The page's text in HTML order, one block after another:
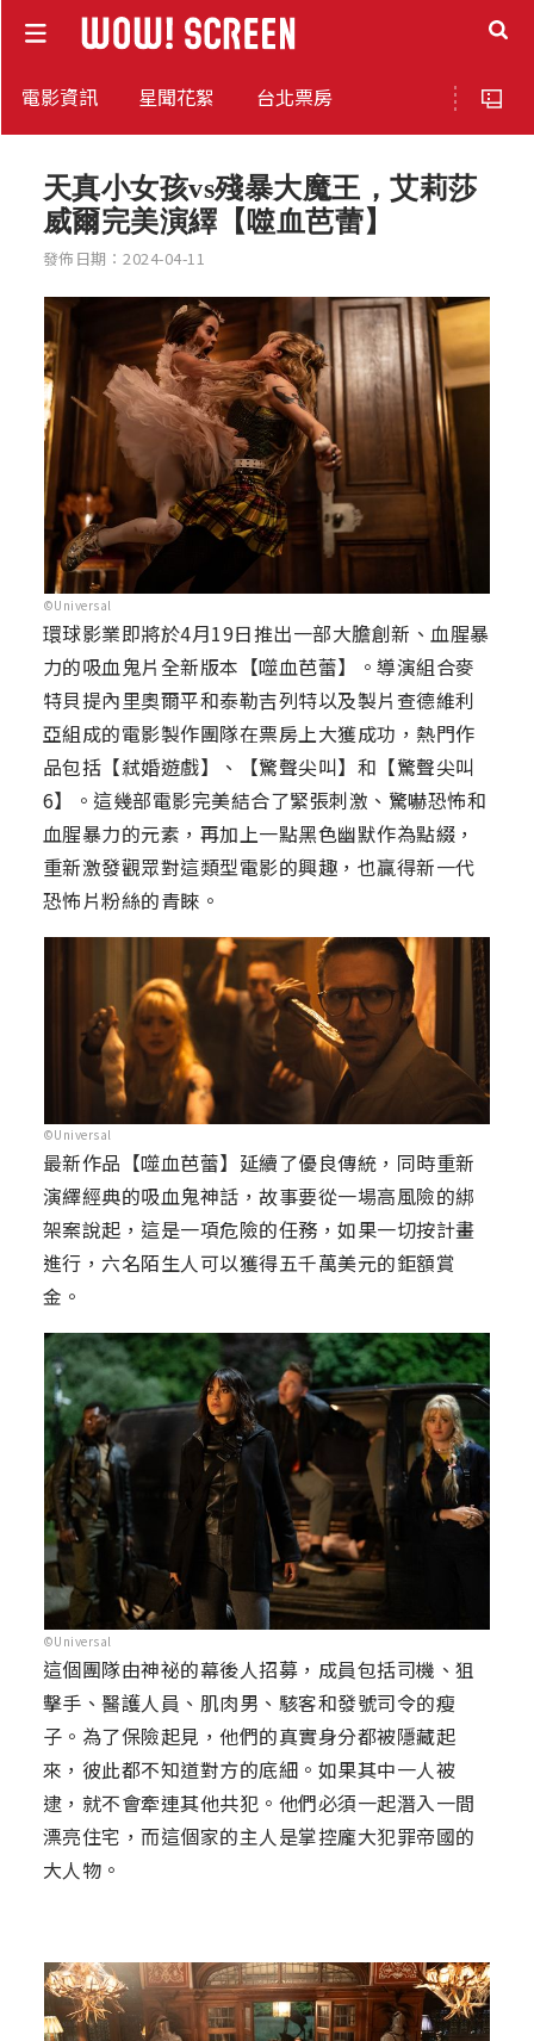
電影資訊 星聞花絮 台北票房
天真小女孩vs殘暴大魔王，艾莉莎
威爾完美演繹【噬血芭蕾】
發佈日期：2024-04-11
©Universal
環球影業即將於4月19日推出一部大膽創新、血腥暴
力的吸血鬼片全新版本【噬血芭蕾】。導演組合麥
特貝提內里奧爾平和泰勒吉列特以及製片查德維利
亞組成的電影製作團隊在票房上大獲成功，熱門作
品包括【弒婚遊戲】、【驚聲尖叫】和【驚聲尖叫
6】。這幾部電影完美結合了緊張刺激、驚嚇恐怖和
血腥暴力的元素，再加上一點黑色幽默作為點綴，
重新激發觀眾對這類型電影的興趣，也贏得新一代
恐怖片粉絲的青睞。
©Universal
最新作品【噬血芭蕾】延續了優良傳統，同時重新
演繹經典的吸血鬼神話，故事要從一場高風險的綁
架案說起，這是一項危險的任務，如果一切按計畫
進行，六名陌生人可以獲得五千萬美元的鉅額賞
金。
©Universal
這個團隊由神祕的幕後人招募，成員包括司機、狙
擊手、醫護人員、肌肉男、駭客和發號司令的瘦
子。為了保險起見，他們的真實身分都被隱藏起
來，彼此都不知道對方的底細。如果其中一人被
逮，就不會牽連其他共犯。他們必須一起潛入一間
漂亮住宅，而這個家的主人是掌控龐大犯罪帝國的
大人物。